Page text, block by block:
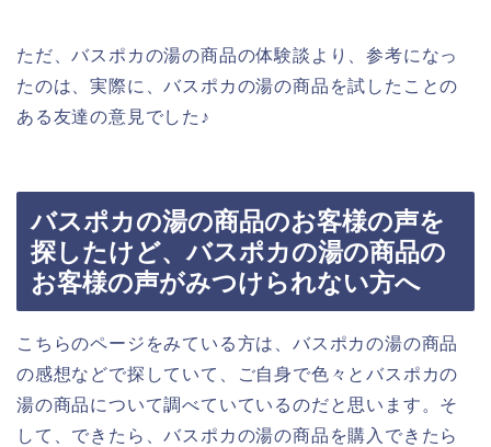
ただ、バスポカの湯の商品の体験談より、参考になっ
たのは、実際に、バスポカの湯の商品を試したことの
ある友達の意見でした♪
バスポカの湯の商品のお客様の声を
探したけど、バスポカの湯の商品の
お客様の声がみつけられない方へ
こちらのページをみている方は、バスポカの湯の商品
の感想などで探していて、ご自身で色々とバスポカの
湯の商品について調べていているのだと思います。そ
して、できたら、バスポカの湯の商品を購入できたら